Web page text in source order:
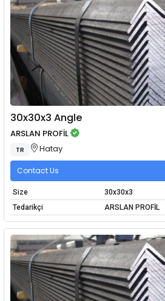
30x30x3 Angle
ARSLAN PROFİL
TR Hatay
Contact Us
Size
30x30x3
Tedarikçi
ARSLAN PROFİL